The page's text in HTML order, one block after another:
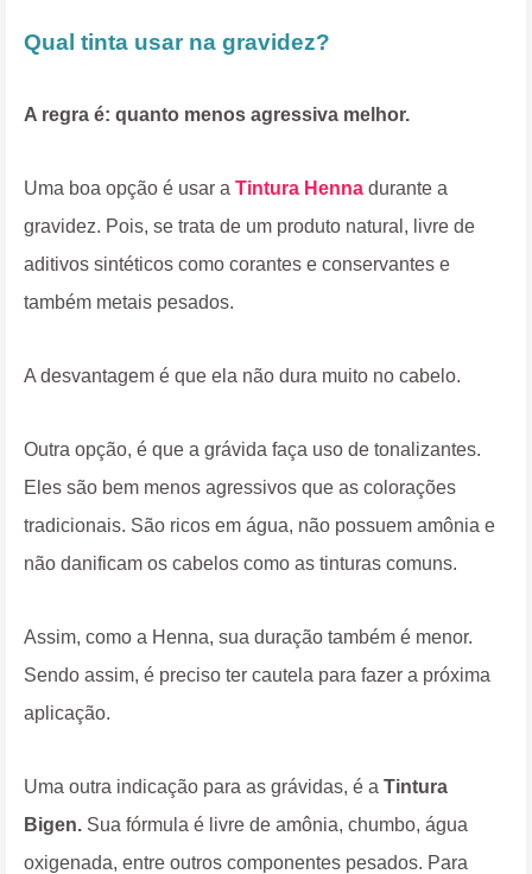
Qual tinta usar na gravidez?
A regra é: quanto menos agressiva melhor.
Uma boa opção é usar a Tintura Henna durante a
gravidez. Pois, se trata de um produto natural, livre de
aditivos sintéticos como corantes e conservantes e
também metais pesados.
A desvantagem é que ela não dura muito no cabelo.
Outra opção, é que a grávida faça uso de tonalizantes.
Eles são bem menos agressivos que as colorações
tradicionais. São ricos em água, não possuem amônia e
não danificam os cabelos como as tinturas comuns.
Assim, como a Henna, sua duração também é menor.
Sendo assim, é preciso ter cautela para fazer a próxima
aplicação.
Uma outra indicação para as grávidas, é a Tintura
Bigen. Sua fórmula é livre de amônia, chumbo, água
oxigenada, entre outros componentes pesados. Para